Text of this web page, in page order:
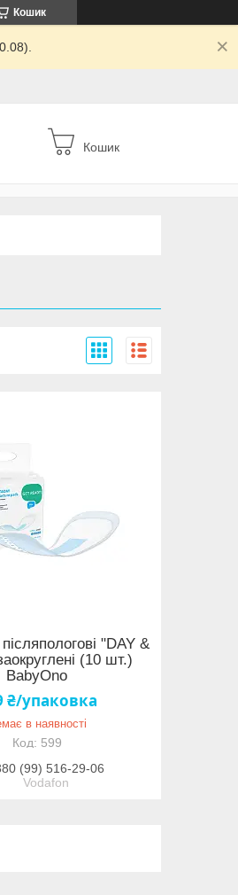
Кошик
Кошик
"DAY &
(10 шт.)
BabyOno
₴/упаковка
в наявності
599
(99) 516-29-06
Vodafon